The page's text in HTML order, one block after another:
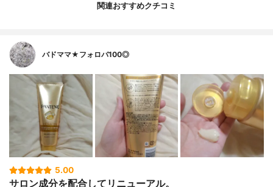
関連おすすめクチコミ
バドママ★フォロバ100◎
5.00
サロン成分を配合してリニューアル。